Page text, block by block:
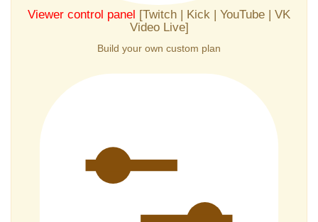
Viewer control panel [Twitch | Kick | YouTube | VK
Video Live]
Build your own custom plan